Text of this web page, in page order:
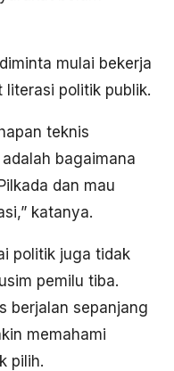
mulai bekerja
literasi politik publik.
teknis
bagaimana
dan mau
katanya.
politik juga tidak
pemilu tiba.
berjalan sepanjang
memahami
pilih.